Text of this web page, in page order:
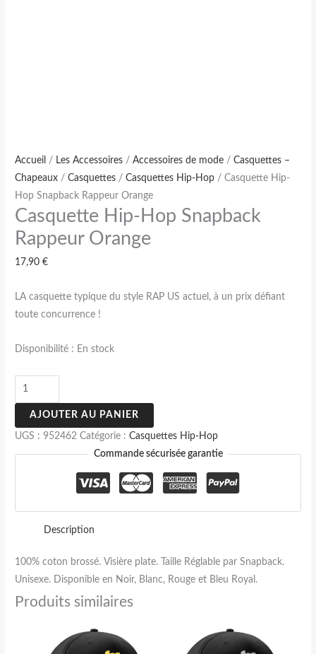
Accueil / Les Accessoires /Accessoires de mode /Casquettes –
Chapeaux /Casquettes /Casquettes Hip-Hop / Casquette Hip-
Hop Snapback Rappeur Orange
Casquette Hip-Hop Snapback
Rappeur Orange
17,90€
LA casquette typique du style RAP US actuel, à un prix défiant
toute concurrence !
Disponibilité : En stock
AJOUTER AU PANIER
UGS :952462 Catégorie :Casquettes Hip-Hop
Commande sécurisée garantie
Description
100% coton brossé. Visière plate. Taille Réglable par Snapback.
Unisexe. Disponible en Noir, Blanc, Rouge et Bleu Royal.
Produits similaires